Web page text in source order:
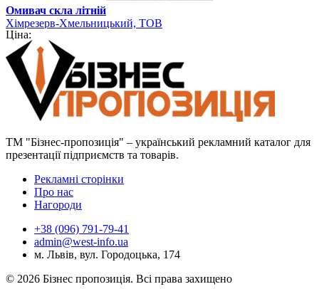
Омивач скла літній
Хімрезерв-Хмельницький, ТОВ
Ціна:
ТМ "Бізнес-пропозиція" – український рекламний каталог для
презентації підприємств та товарів.
Рекламні сторінки
Про нас
Нагороди
+38 (096) 791-79-41
admin@west-info.ua
м. Львів, вул. Городоцька, 174
© 2026 Бізнес пропозиція. Всі права захищено